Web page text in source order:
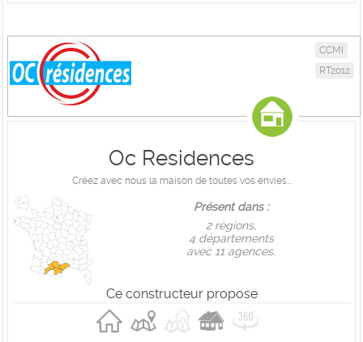
CCMI
RT2012
Oc Residences
Créez avec nous la maison de toutes vos envies...
Présent dans :
2 règions,
4 départements
avec 11 agences.
Ce constructeur propose